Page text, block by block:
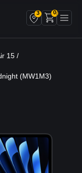
3 0
15 /
(MW1M3)